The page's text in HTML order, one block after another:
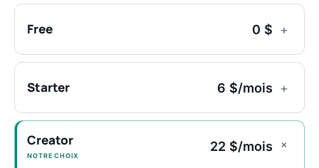
Free 0 $ +
Starter 6 $/mois +
Creator
NOTRE CHOIX
22 $/mois +